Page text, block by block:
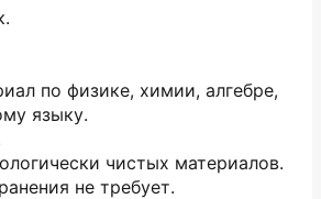
по физике, химии, алгебре,
языку.
чистых материалов.
не требует.